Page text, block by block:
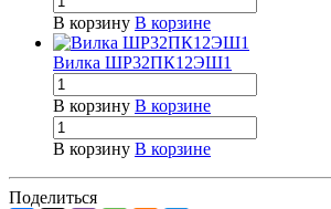
В корзину В корзине
Вилка ШР32ПК12ЭШ1
В корзину В корзине
В корзину В корзине
Поделиться